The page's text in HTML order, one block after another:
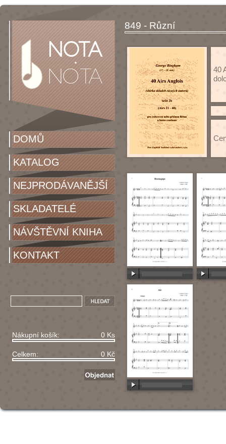
DOMŮ
KATALOG
NEJPRODÁVANĚJŠÍ
SKLADATELÉ
NÁVŠTĚVNÍ KNIHA
KONTAKT
Nákupní košík: 0 Ks
Celkem: 0 Kč
849 - Různí
40
00:00/00:00